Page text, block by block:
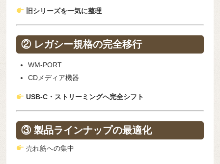
旧シリーズを一気に整理
② レガシー規格の完全移行
WM-PORT
CDメディア機器
USB-C・ストリーミングへ完全シフト
③ 製品ラインナップの最適化
売れ筋への集中